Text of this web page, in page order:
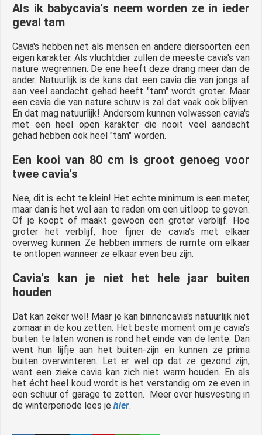
Als ik babycavia's neem worden ze in ieder
geval tam
Cavia's hebben net als mensen en andere diersoorten een
eigen karakter. Als vluchtdier zullen de meeste cavia's van
nature wegrennen. De ene heeft deze drang meer dan de
ander. Natuurlijk is de kans dat een cavia die van jongs af
aan veel aandacht gehad heeft "tam" wordt groter. Maar
een cavia die van nature schuw is zal dat vaak ook blijven.
En dat mag natuurlijk! Andersom kunnen volwassen cavia's
met een heel open karakter die nooit veel aandacht
gehad hebben ook heel "tam" worden.
Een kooi van 80 cm is groot genoeg voor
twee cavia's
Nee, dit is echt te klein! Het echte minimum is een meter,
maar dan is het wel aan te raden om een uitloop te geven.
Of je koopt of maakt gewoon een groter verblijf. Hoe
groter het verblijf, hoe fijner de cavia's met elkaar
overweg kunnen. Ze hebben immers de ruimte om elkaar
te ontlopen wanneer ze elkaar even beu zijn.
Cavia's kan je niet het hele jaar buiten
houden
Dat kan zeker wel! Maar je kan binnencavia's natuurlijk niet
zomaar in de kou zetten. Het beste moment om je cavia's
buiten te laten wonen is rond het einde van de lente. Dan
went hun lijfje aan het buiten-zijn en kunnen ze prima
buiten overwinteren. Let er wel op dat ze gezond zijn,
want een zieke cavia kan zich niet warm houden. En als
het écht heel koud wordt is het verstandig om ze even in
een schuur of garage te zetten. Meer over huisvesting in
de winterperiode lees je hier.